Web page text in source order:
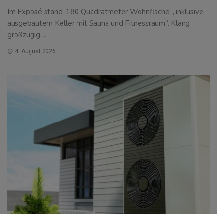
Im Exposé stand: 180 Quadratmeter Wohnfläche, „inklusive
ausgebautem Keller mit Sauna und Fitnessraum“. Klang
großzügig. ...
4. August 2026